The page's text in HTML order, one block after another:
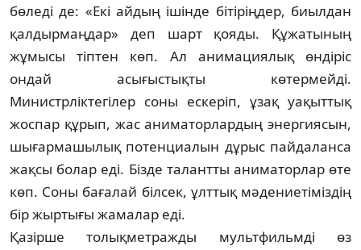
бөледі де: «Екі айдың ішінде бітіріңдер, биылдан
қал­дыр­маңдар» деп шарт қояды. Құжа­ты­ның
жұмысы тіптен көп. Ал анимациялық өндіріс
ондай асығыстықты көтермейді.
Министрліктегілер соны ескеріп, ұзақ уа­қыт­тық
жоспар құрып, жас анима­тор­лар­дың энергиясын,
шығармашылық потенциалын дұрыс пайдаланса
жақсы бо­лар еді. Бізде талантты аниматорлар өте
көп. Соны бағалай білсек, ұлттық мә­де­ниетіміздің
бір жыртығы жамалар еді.
Қазірше толықметражды мульт­фильм­ді өз